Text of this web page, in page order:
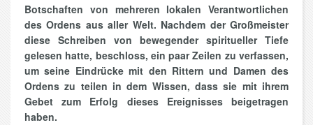
Botschaften von mehreren lokalen Verantwortlichen
des Ordens aus aller Welt. Nachdem der Großmeister
diese Schreiben von bewegender spiritueller Tiefe
gelesen hatte, beschloss, ein paar Zeilen zu verfassen,
um seine Eindrücke mit den Rittern und Damen des
Ordens zu teilen in dem Wissen, dass sie mit ihrem
Gebet zum Erfolg dieses Ereignisses beigetragen
haben.